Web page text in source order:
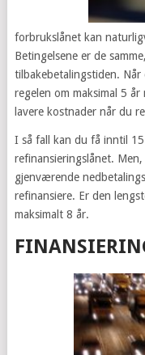
forbrukslånet kan
Betingelsene er de
tilbakebetalingstiden.
regelen om maksimal 5
lavere kostnader når du
I så fall kan du få inntil
refinansieringslånet.
gjenværende
refinansiere. Er den
maksimalt 8 år.